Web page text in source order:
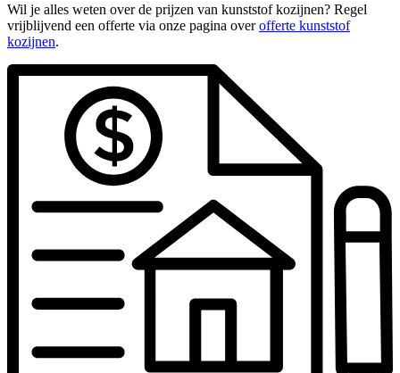
Wil je alles weten over de prijzen van kunststof kozijnen? Regel
vrijblijvend een offerte via onze pagina overofferte kunststof
kozijnen.